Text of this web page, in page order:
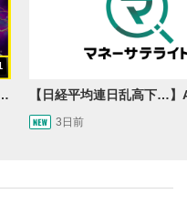
たい位置をクリック
れます。
きます。
フラッシュ等)高
点。商社は資源高の影
動車は関税や為替(円安)
どころです。
ンター需要の追い風が
材料は自社株買いと株式分割/売りのサインとは…？
3日前